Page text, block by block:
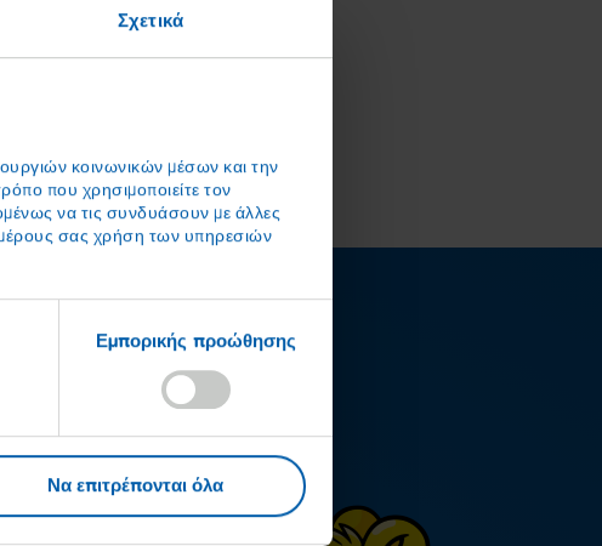
Σχετικά
κοινωνικών μέσων και την
που χρησιμοποιείτε τον
να τις συνδυάσουν με άλλες
μέρους σας χρήση των υπηρεσιών
Εμπορικής προώθησης
Να επιτρέπονται όλα